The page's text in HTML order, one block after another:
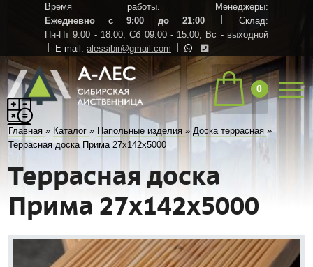
Время работы. Менеджеры:
Ежедневно с 9:00 до 21:00
Склад:
Пн-Пт 9:00 - 18:00, Сб 09:00 - 15:00, Вс - выходной
E-mail: alessibir@gmail.com
0
Главная » Каталог » Напольные изделия »Доска террасная »
Террасная доска Прима 27х142х5000
Террасная доска
Прима 27х142х5000